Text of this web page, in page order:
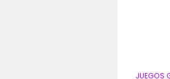
JUEGOS